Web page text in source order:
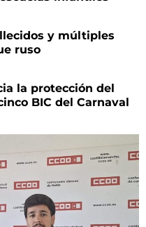
y múltiples
ruso
la protección del
BIC del Carnaval